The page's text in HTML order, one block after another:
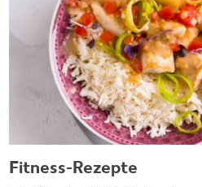
Fitness-Rezepte